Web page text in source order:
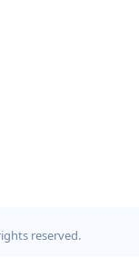
reserved.